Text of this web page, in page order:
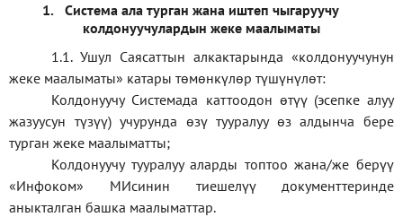
1. Система ала турган жана иштеп чыгаруучу
колдонуучулардын жеке маалыматы
1.1. Ушул Саясаттын алкактарында«колдонуучунун
жеке маалыматы» катары төмөнкүлөр түшүнүлөт:
Колдонуучу Системада каттоодон өтүү (эсепке алуу
жазуусун түзүү) учурунда өзү тууралуу өз алдынча бере
турган жеке маалыматты;
Колдонуучу тууралуу аларды топтоо жана/же берүү
«Инфоком» МИсинин тиешелүү документтеринде
аныкталган башка маалыматтар.